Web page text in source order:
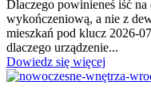
Dlaczego powinieneś iść
wykończeniową, a nie z
mieszkań pod klucz 2026-
dlaczego urządzenie...
Dowiedz się więcej